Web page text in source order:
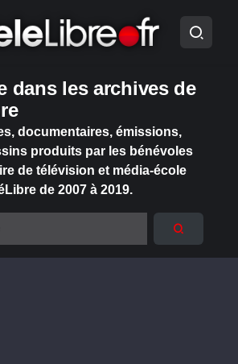
dans les archives de
documentaires, émissions,
produits par les bénévoles
de télévision et média-école
de 2007 à 2019.